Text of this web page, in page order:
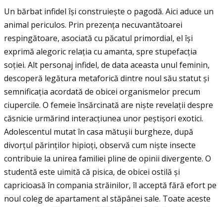
Un bărbat infidel își construiește o pagodă. Aici aduce un
animal periculos. Prin prezenţa necuvantătoarei
respingătoare, asociată cu păcatul primordial, el își
exprimă alegoric relația cu amanta, spre stupefacția
soției. Alt personaj infidel, de data aceasta unul feminin,
descoperă legătura metaforică dintre noul său statut și
semnificația acordată de obicei organismelor precum
ciupercile. O femeie însărcinată are niște revelații despre
căsnicie urmărind interacțiunea unor peștișori exotici.
Adolescentul mutat în casa mătușii burgheze, după
divorțul părinților hipioţi, observă cum niște insecte
contribuie la unirea familiei pline de opinii divergente. O
studentă este uimită că pisica, de obicei ostilă și
capricioasă în compania străinilor, îl acceptă fără efort pe
noul coleg de apartament al stăpânei sale. Toate aceste